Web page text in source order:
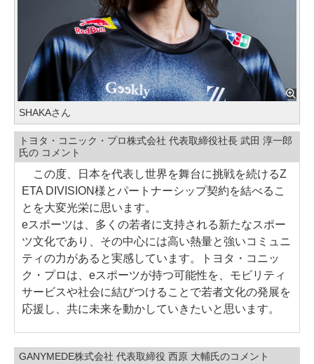
SHAKAさん
トヨタ・コニック・プロ株式会社 代表取締役社長 武田 淳一郎
氏の コメント
この度、日本を代表し世界を舞台に挑戦を続けるZ
ETA DIVISION様とパートナーシップ契約を結べるこ
とを大変光栄に思います。
eスポーツは、多くの若者に支持される新たなスポー
ツ文化であり、その中心には高い熱量と強いコミュニ
ティの力があると実感しています。トヨタ・コニッ
ク・プロは、eスポーツが持つ可能性を、モビリティ
サービスや社会に結びつけることで若者文化の発展を
応援し、共に未来を動かしていきたいと思います。
GANYMEDE株式会社 代表取締役 西原 大輔氏のコメント